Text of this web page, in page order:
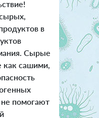
в
Сырые
как сашими,
помогают